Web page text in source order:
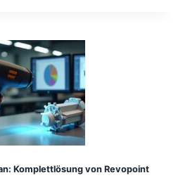
Komplettlösung von Revopoint